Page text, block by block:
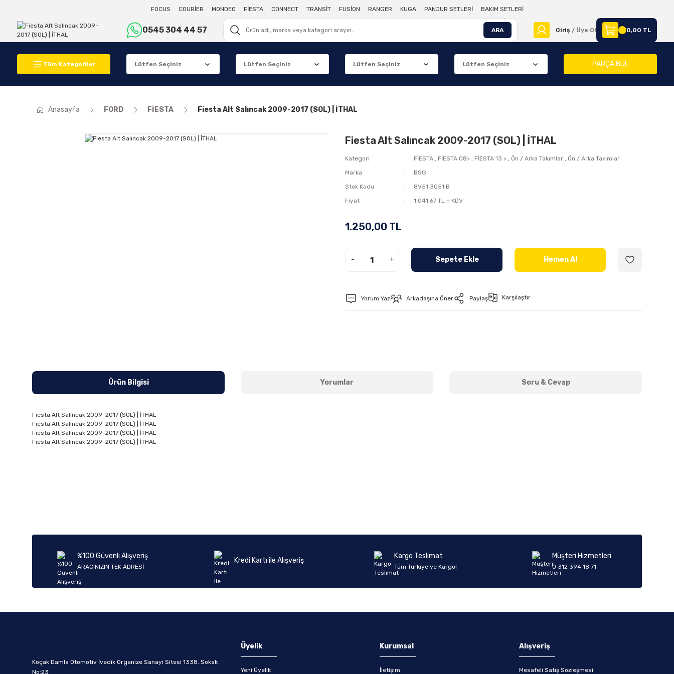
FOCUS COURİER MONDEO FİESTA CONNECT TRANSİT FUSİON RANGER KUGA PANJUR SETLERİ BAKIM SETLERİ
0545 304 44 57 ARA Giriş / Üye Ol 0,00 TL
Tüm Kategoriler PARÇA BUL
Anasayfa FORD FİESTA Fiesta Alt Salıncak 2009-2017 (SOL) | İTHAL
Fiesta Alt Salıncak 2009-2017 (SOL) | İTHAL
Kategori FİESTA , FİESTA 08> , FİESTA 13 > , Ön / Arka Takımlar , Ön / Arka Takımlar
Marka
BSG
Stok Kodu
8V51 3051 B
Fiyat
1.041,67 TL + KDV
1.250,00 TL
- + Sepete Ekle Hemen Al
Yorum Yaz Arkadaşına Öner Paylaş Karşılaştır
Ürün Bilgisi Yorumlar Soru & Cevap
Fiesta Alt Salıncak 2009-2017 (SOL) | İTHAL
Fiesta Alt Salıncak 2009-2017 (SOL) | İTHAL
Fiesta Alt Salıncak 2009-2017 (SOL) | İTHAL
Fiesta Alt Salıncak 2009-2017 (SOL) | İTHAL
%100 Güvenli Alışveriş
ARACINIZIN TEK ADRESİ
Kredi Kartı ile Alışveriş
Kargo Teslimat
Tüm Türkiye’ye Kargo!
Müşteri Hizmetleri
0 312 394 18 71
Koçak Damla Otomotiv İvedik Organize Sanayi Sitesi 1338. Sokak
No:23
Üyelik
Yeni Üyelik
Kurumsal
İletişim
Alışveriş
Mesafeli Satış Sözleşmesi